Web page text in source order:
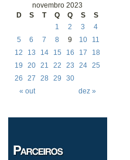
novembro 2023
D
S T Q Q S S
« out dez »
1 2 3
4
5
6 7 8 9 10
11
12
13 14 15 16 17
18
19
20 21 22 23 24 25
26
27 28 29 30